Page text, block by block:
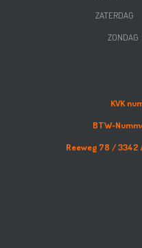
KVK
BTW-
Reeweg 78 /3342